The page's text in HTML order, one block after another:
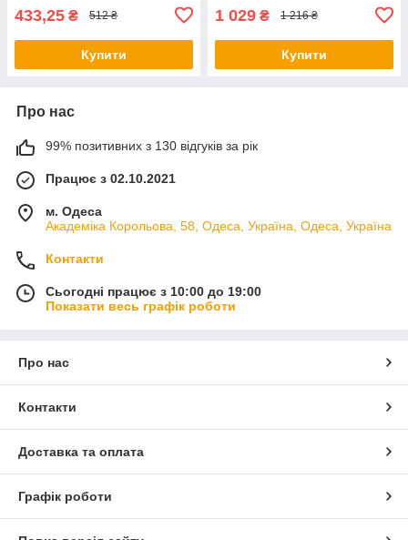
433,25 ₴ 512 ₴
Купити
1 029 ₴ 1 216 ₴
Купити
Про нас
99% позитивних з 130 відгуків за рік
Працює з 02.10.2021
м. Одеса
Академіка Корольова, 58, Одеса, Україна, Одеса, Україна
Контакти
Сьогодні працює з 10:00 до 19:00
Показати весь графік роботи
Про нас
Контакти
Доставка та оплата
Графік роботи